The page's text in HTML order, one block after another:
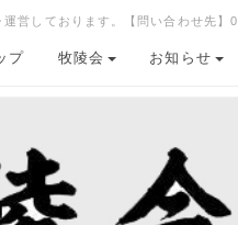
･運営しております。【問い合わ
プ 牧陵会 お知らせ